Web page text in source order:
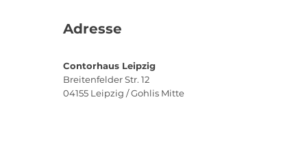
Adresse
Contorhaus Leipzig
Breitenfelder Str. 12
04155 Leipzig / Gohlis Mitte